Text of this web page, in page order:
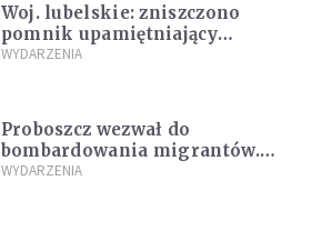
Woj. lubelskie: zniszczono
pomnik upamiętniający
żołnierzy UPA. Ambasada
WYDARZENIA
Proboszcz wezwał do
bombardowania migrantów.
"Masowy ogień przeciwko
WYDARZENIA